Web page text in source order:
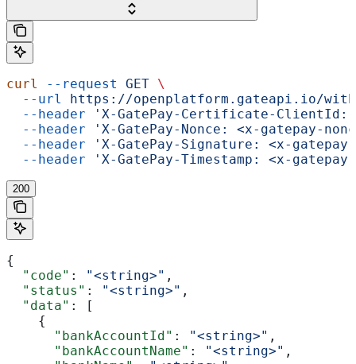
curl --request GET \
  --url
https://openplatform.gateapi.io/
  --header
'X-GatePay-Certificate-
  --header
'X-GatePay-Nonce: <x-gatepay-
  --header
'X-GatePay-Signature: <x-
  --header
'X-GatePay-Timestamp: <x-
200
{
  "code"
: "<string>" ,
  "status"
: "<string>" ,
  "data"
: [
    {
      "bankAccountId"
: "<string>" ,
      "bankAccountName"
: "<string>" ,